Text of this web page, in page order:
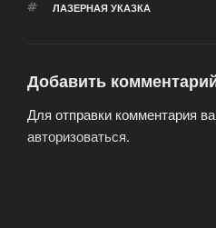
МЕТКИ
ЛАЗЕРНАЯ УКАЗКА
Добавить
Для отправки комментария
авторизоваться.